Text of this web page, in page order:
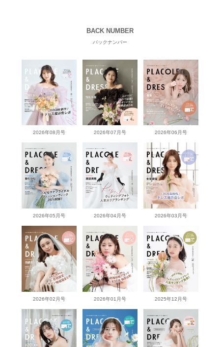
BACK NUMBER
バックナンバー
2026年08月号 2026年07月号 2026年06月号
2026年05月号 2026年04月号 2026年03月号
2026年02月号 2026年01月号 2025年12月号